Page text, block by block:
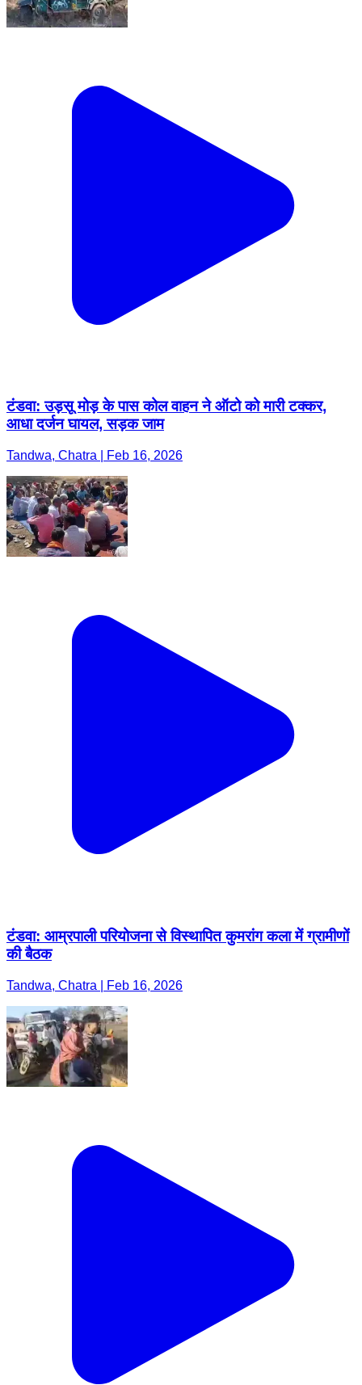
टंडवा: उड़सू मोड़ के पास कोल वाहन ने ऑटो को मारी टक्कर,
आधा दर्जन घायल, सड़क जाम
Tandwa, Chatra | Feb 16, 2026
टंडवा: आम्रपाली परियोजना से विस्थापित कुमरांग कला में ग्रामीणों
की बैठक
Tandwa, Chatra | Feb 16, 2026